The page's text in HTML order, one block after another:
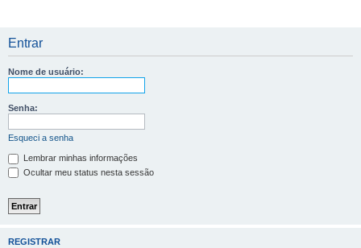
Entrar
Nome de usuário:
Senha:
Esqueci a senha
Lembrar minhas informações
Ocultar meu status nesta sessão
REGISTRAR